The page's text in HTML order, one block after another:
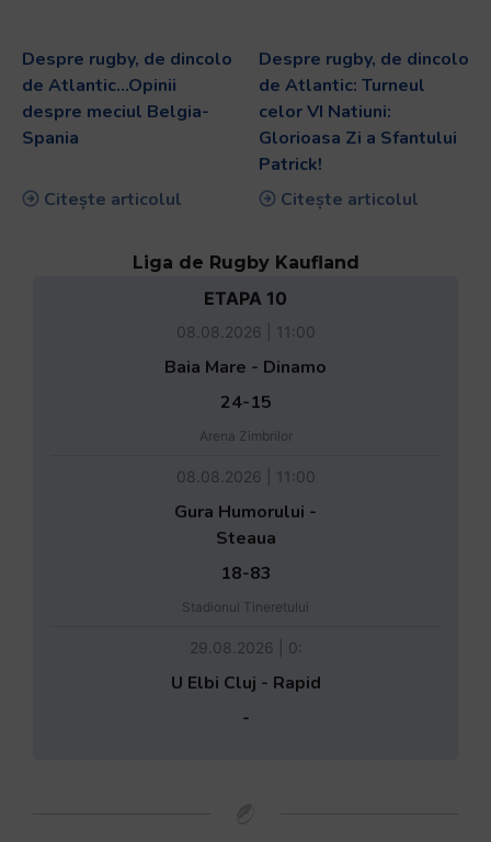
Despre rugby, de dincolo
de Atlantic…Opinii
despre meciul Belgia-
Spania
Citește articolul
Despre rugby, de dincolo
de Atlantic: Turneul
celor VI Natiuni:
Glorioasa Zi a Sfantului
Patrick!
Citește articolul
Liga de Rugby Kaufland
ETAPA 10
08.08.2026 | 11:00
Baia Mare - Dinamo
24-15
Arena Zimbrilor
08.08.2026 | 11:00
Gura Humorului -
Steaua
18-83
Stadionul Tineretului
29.08.2026 | 0:
U Elbi Cluj - Rapid
-